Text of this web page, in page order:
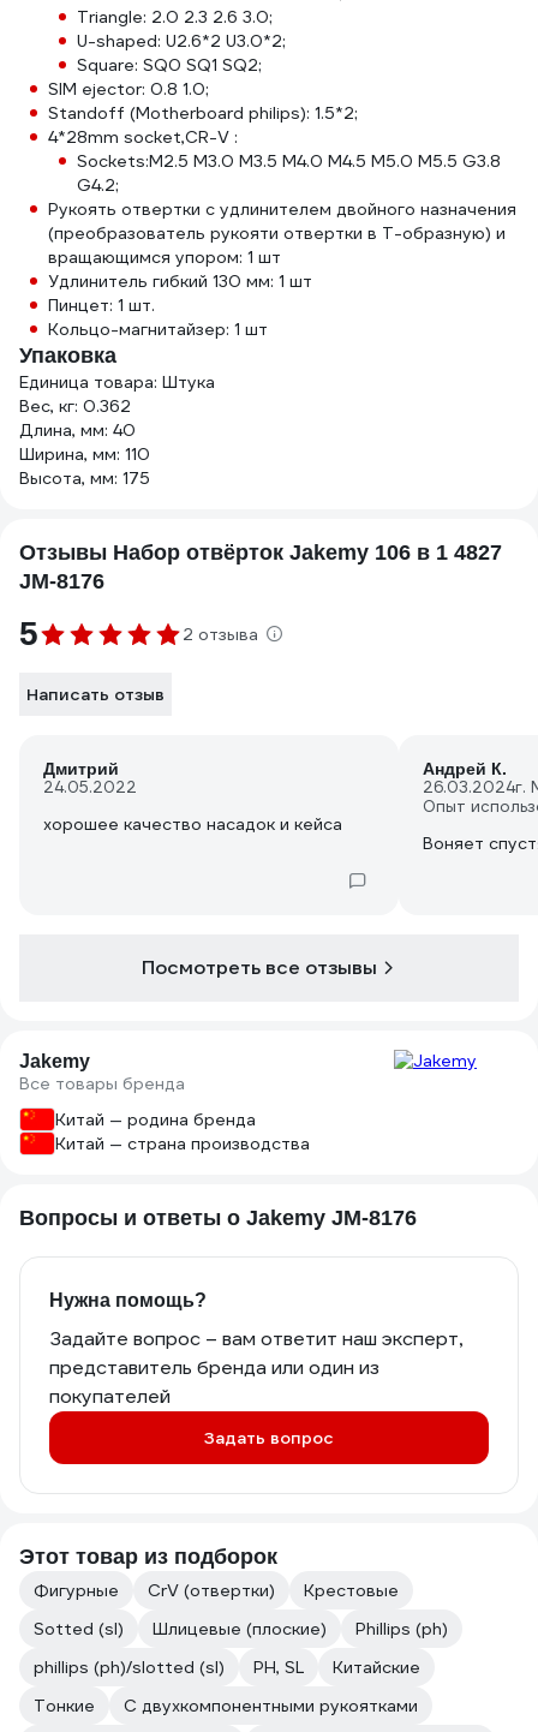
Triangle: 2.0 2.3 2.6 3.0;
U-shaped: U2.6*2 U3.0*2;
Square: SQ0 SQ1 SQ2;
SIM ejector: 0.8 1.0;
Standoff (Motherboard philips): 1.5*2;
4*28mm socket,CR-V :
Sockets:M2.5 M3.0 M3.5 M4.0 M4.5 M5.0 M5.5 G3.8
G4.2;
Рукоять отвертки с удлинителем двойного назначения
(преобразователь рукояти отвертки в Т-образную) и
вращающимся упором: 1 шт
Удлинитель гибкий 130 мм: 1 шт
Пинцет: 1 шт.
Кольцо-магнитайзер: 1 шт
Упаковка
Единица товара: Штука
Вес, кг: 0.362
Длина, мм: 40
Ширина, мм: 110
Высота, мм: 175
Отзывы Набор отвёрток Jakemy 106 в 1 4827
JM-8176
5 2 отзыва
Написать отзыв
Дмитрий
24.05.2022
хорошее качество насадок и кейса
Андрей К.
26.03.2024г.
Опыт
Воняет
Посмотреть все отзывы
Jakemy
Все товары бренда
Китай — родина бренда
Китай — страна производства
Вопросы и ответы о Jakemy JM-8176
Нужна помощь?
Задайте вопрос – вам ответит наш эксперт,
представитель бренда или один из
покупателей
Задать вопрос
Этот товар из подборок
Фигурные CrV (отвертки)
Крестовые
Sotted (sl)
Шлицевые (плоские)
Phillips (ph)
phillips (ph)/slotted (sl)
PH, SL
Китайские
Тонкие
С двухкомпонентными рукоятками